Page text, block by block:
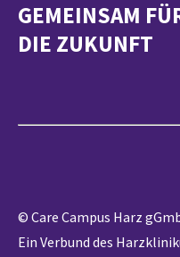
GEMEINSAM
DIE ZUKUNFT
© Care Campus Harz
Ein Verbund des